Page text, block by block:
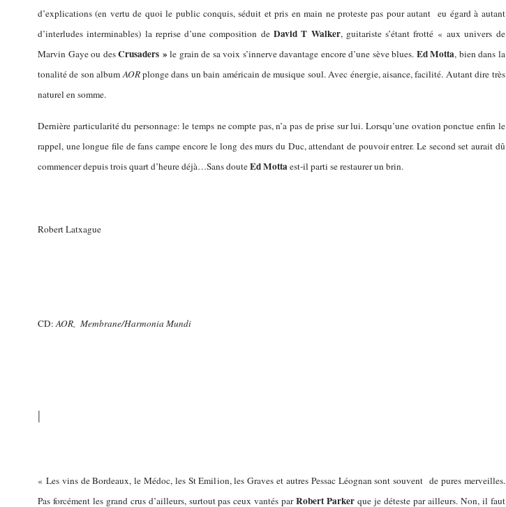
d’explications (en vertu de quoi le public conquis, séduit et pris en main ne proteste pas pour autant eu égard à autant
d’interludes interminables) la reprise d’une composition de David T Walker, guitariste s’étant frotté « aux univers de
Marvin Gaye ou desCrusaders » le grain de sa voix s’innerve davantage encore d’une sève blues. Ed Motta, bien dans la
tonalité de son albumAORplonge dans un bain américain de musique soul. Avec énergie, aisance, facilité. Autant dire très
naturel en somme.
Dernière particularité du personnage: le temps ne compte pas, n’a pas de prise sur lui. Lorsqu’une ovation ponctue enfin le
rappel, une longue file de fans campe encore le long des murs du Duc, attendant de pouvoir entrer. Le second set aurait dû
commencer depuis trois quart d’heure déjà…Sans douteEd Mottaest-il parti se restaurer un brin.
Robert Latxague
CD:AOR, Membrane/Harmonia Mundi
« Les vins de Bordeaux, le Médoc, les St Emilion, les Graves et autres Pessac Léognan sont souvent de pures merveilles.
Pas forcément les grand crus d’ailleurs, surtout pas ceux vantés parRobert Parker que je déteste par ailleurs. Non, il faut